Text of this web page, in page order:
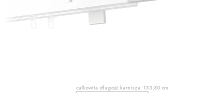
całkowita długość karnisza: 133,80cm